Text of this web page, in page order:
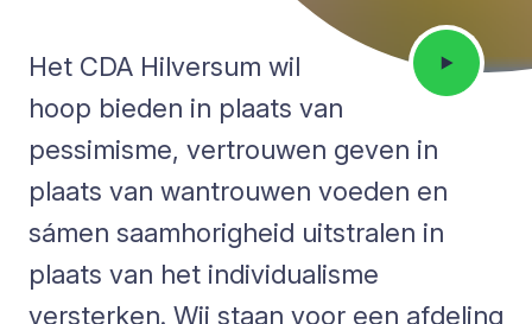
Het CDA Hilversum wil
hoop bieden in plaats van
pessimisme, vertrouwen geven in
plaats van wantrouwen voeden en
sámen saamhorigheid uitstralen in
plaats van het individualisme
versterken. Wij staan voor een afdeling